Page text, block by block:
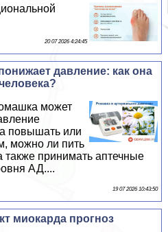
20 07 2026 4:24:45
давление: как она
может
повышать или
можно ли пить
принимать аптечные
АД....
19 07 2026 10:43:50
миокарда прогноз